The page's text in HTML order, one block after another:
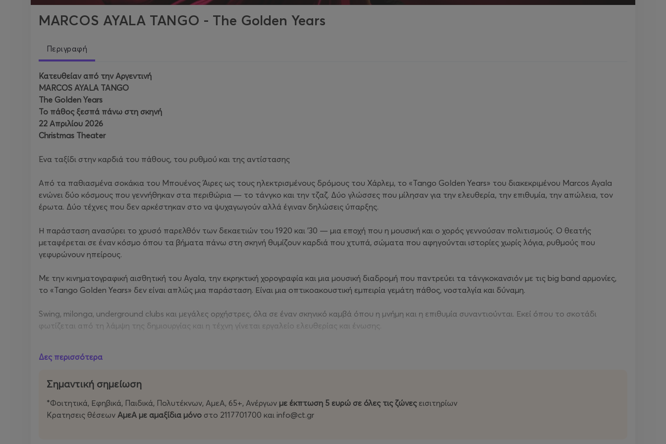
MARCOS AYALA TANGO - The Golden Years
Περιγραφή
Κατευθείαν από την Αργεντινή
MARCOS AYALA TANGO
The Golden Years
Το πάθος ξεσπά πάνω στη σκηνή
22 Απριλίου 2026
Christmas Theater
Ένα ταξίδι στην καρδιά του πάθους, του ρυθμού και της αντίστασης
Από τα παθιασμένα σοκάκια του Μπουένος Άιρες ως τους ηλεκτρισμένους δρόμους του Χάρλεμ, το «Tango Golden Years» του διακεκριμένου Marcos Ayala
ενώνει δύο κόσμους που γεννήθηκαν στα περιθώρια — το τάνγκο και την τζαζ. Δύο γλώσσες που μίλησαν για την ελευθερία, την επιθυμία, την απώλεια, τον
έρωτα. Δύο τέχνες που δεν αρκέστηκαν στο να ψυχαγωγούν αλλά έγιναν δηλώσεις ύπαρξης.
Η παράσταση ανασύρει το χρυσό παρελθόν των δεκαετιών του 1920 και ’30 — μια εποχή που η μουσική και ο χορός γεννούσαν πολιτισμούς. Ο θεατής
μεταφέρεται σε έναν κόσμο όπου τα βήματα πάνω στη σκηνή θυμίζουν καρδιά που χτυπά, σώματα που αφηγούνται ιστορίες χωρίς λόγια, ρυθμούς που
γεφυρώνουν ηπείρους.
Με την κινηματογραφική αισθητική του Ayala, την εκρηκτική χορογραφία και μια μουσική διαδρομή που παντρεύει τα τάνγκοκανσιόν με τις big band αρμονίες,
το «Tango Golden Years» δεν είναι απλώς μια παράσταση. Είναι μια οπτικοακουστική εμπειρία γεμάτη πάθος, νοσταλγία και δύναμη.
Swing, milonga, underground clubs και μεγάλες ορχήστρες, όλα σε έναν σκηνικό καμβά όπου η μνήμη και η επιθυμία συναντιούνται. Εκεί όπου το σκοτάδι
φωτίζεται από τη λάμψη της δημιουργίας και η τέχνη γίνεται εργαλείο ελευθερίας και ένωσης.
μπορεί να μεταμορφώνει τον πόνο σε ομορφιά και την απώλεια σε κίνηση.
Ημερομηνία:22 Απριλίου 2026
Ώρα έναρξης: 19.30
Διάρκεια:90 λεπτά + διάλειμμα 15 λεπτών
Δες περισσότερα
Σημαντική σημείωση
*Φοιτητικά, Εφηβικά, Παιδικά, Πολυτέκνων, ΑμεΑ, 65+, Ανέργων με έκπτωση 5 ευρώ σε όλες τις ζώνες εισιτηρίων
Kρατησεις θέσεων ΑμεΑ με αμαξίδια μόνο στο 2117701700 και info@ct.gr